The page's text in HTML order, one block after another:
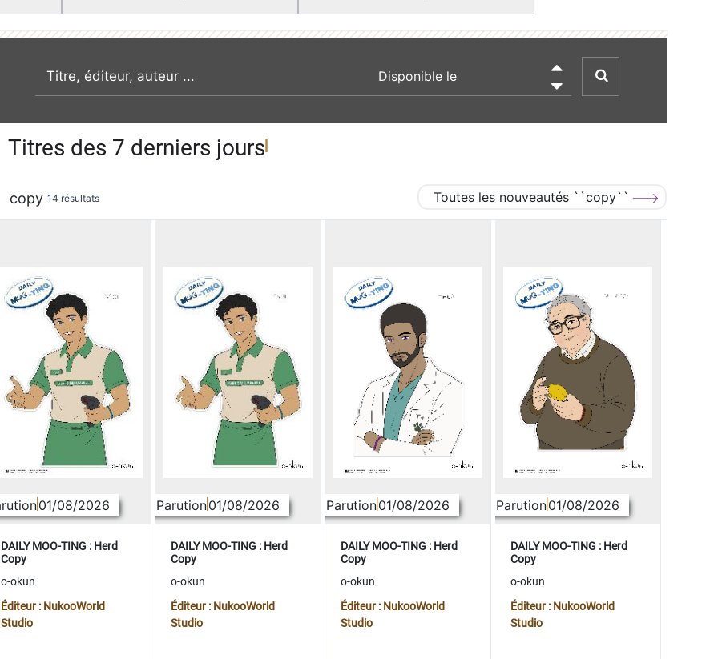
recherche par mot clé

Titres des 7 derniers jours
copy 14 résultats Toutes les nouveautés ``copy``
01/08/2026
DAILY MOO-TING : Herd
Copy
o-okun
Éditeur : NukooWorld
Studio
Parution01/08/2026
DAILY MOO-TING : Herd
Copy
o-okun
Éditeur : NukooWorld
Studio
Parution01/08/2026
DAILY MOO-TING : Herd
Copy
o-okun
Éditeur : NukooWorld
Studio
Parution01/08/2026
DAILY MOO-TING : Herd
Copy
o-okun
Éditeur : NukooWorld
Studio